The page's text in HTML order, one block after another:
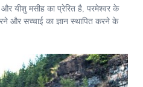
यीशु मसीह का प्रेरित है, परमेश्‍वर के
और सच्चाई का ज्ञान स्थापित करने के